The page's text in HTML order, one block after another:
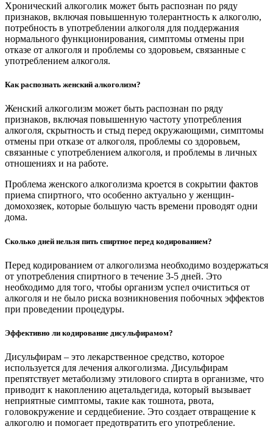
Хронический алкоголик может быть распознан по ряду
признаков, включая повышенную толерантность к алкоголю,
потребность в употреблении алкоголя для поддержания
нормального функционирования, симптомы отмены при
отказе от алкоголя и проблемы со здоровьем, связанные с
употреблением алкоголя.
Как распознать женский алкоголизм?
Женский алкоголизм может быть распознан по ряду
признаков, включая повышенную частоту употребления
алкоголя, скрытность и стыд перед окружающими, симптомы
отмены при отказе от алкоголя, проблемы со здоровьем,
связанные с употреблением алкоголя, и проблемы в личных
отношениях и на работе.
Проблема женского алкоголизма кроется в сокрытии фактов
приема спиртного, что особенно актуально у женщин-
домохозяек, которые большую часть времени проводят одни
дома.
Сколько дней нельзя пить спиртное перед кодированием?
Перед кодированием от алкоголизма необходимо воздержаться
от употребления спиртного в течение 3-5 дней. Это
необходимо для того, чтобы организм успел очиститься от
алкоголя и не было риска возникновения побочных эффектов
при проведении процедуры.
Эффективно ли кодирование дисульфирамом?
Дисульфирам – это лекарственное средство, которое
используется для лечения алкоголизма. Дисульфирам
препятствует метаболизму этилового спирта в организме, что
приводит к накоплению ацетальдегида, который вызывает
неприятные симптомы, такие как тошнота, рвота,
головокружение и сердцебиение. Это создает отвращение к
алкоголю и помогает предотвратить его употребление.